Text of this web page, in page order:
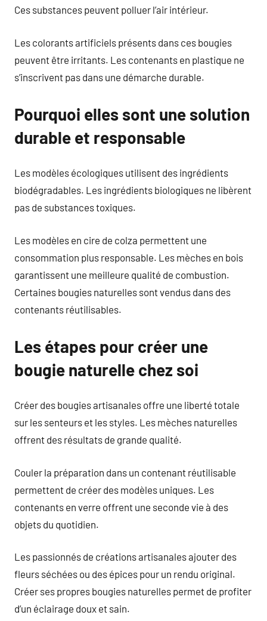
Ces substances peuvent polluer l’air intérieur.
Les colorants artificiels présents dans ces bougies
peuvent être irritants. Les contenants en plastique ne
s’inscrivent pas dans une démarche durable.
Pourquoi elles sont une solution
durable et responsable
Les modèles écologiques utilisent des ingrédients
biodégradables. Les ingrédients biologiques ne libèrent
pas de substances toxiques.
Les modèles en cire de colza permettent une
consommation plus responsable. Les mèches en bois
garantissent une meilleure qualité de combustion.
Certaines bougies naturelles sont vendus dans des
contenants réutilisables.
Les étapes pour créer une
bougie naturelle chez soi
Créer des bougies artisanales offre une liberté totale
sur les senteurs et les styles. Les mèches naturelles
offrent des résultats de grande qualité.
Couler la préparation dans un contenant réutilisable
permettent de créer des modèles uniques. Les
contenants en verre offrent une seconde vie à des
objets du quotidien.
Les passionnés de créations artisanales ajouter des
fleurs séchées ou des épices pour un rendu original.
Créer ses propres bougies naturelles permet de profiter
d’un éclairage doux et sain.